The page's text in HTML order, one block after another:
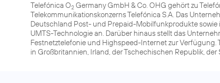
Telefónica O2 Germany GmbH & Co. OHG gehört zu
Telekommunikationskonzerns Telefónica S.A. Das
Deutschland Post- und Prepaid-Mobilfunkprodukte
UMTS-Technologie an. Darüber hinaus stellt das
Festnetztelefonie und Highspeed-Internet zur
in Großbritannien, Irland, der Tschechischen Republik,